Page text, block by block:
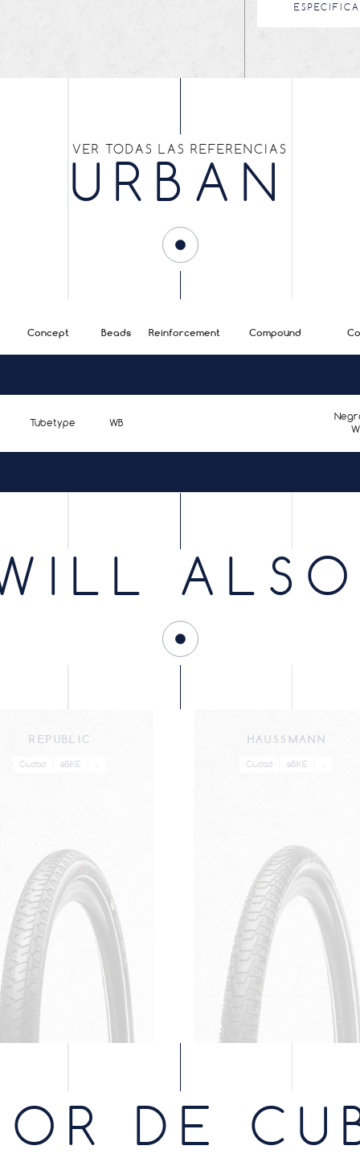
VER TODAS LAS REFERENCIAS
URBAN
Concept Beads Reinforcement Compound
Tubetype WB
Tubetype
REPUBLIC
Ciudad eBIKE
HAUSSMANN
Ciudad eBIKE
DE